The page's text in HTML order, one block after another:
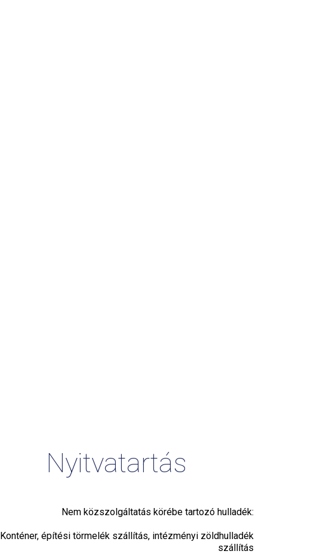
Nyitvatartás
Nem közszolgáltatás körébe tartozó hulladék:
Konténer, építési törmelék szállítás, intézményi zöldhulladék
szállítás